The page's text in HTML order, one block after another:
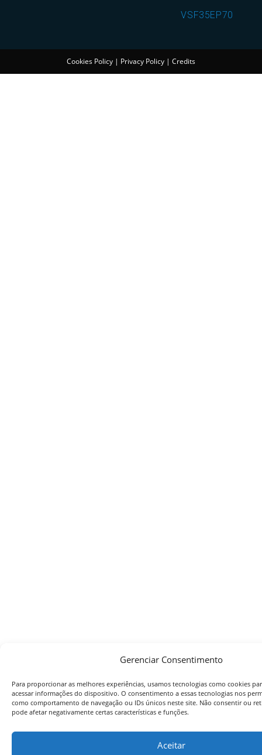
Gerenciar Consentimento
Para proporcionar as melhores experiências, usamos tecnologias como cookies
acessar informações do dispositivo. O consentimento a essas tecnologias nos
como comportamento de navegação ou IDs únicos neste site. Não consentir ou
pode afetar negativamente certas características e funções.
Aceitar
VSF35EP70
Cookies Policy | Privacy Policy | Credits